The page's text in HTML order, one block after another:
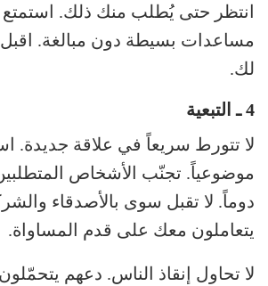
انتظر حتى يُطلب منك ذلك. استمتع
مساعدات بسيطة دون مبالغة.
لك.
4 ـ التبعية
لا تتورط سريعاً في علاقة جديدة.
موضوعياً. تجنّب الأشخاص
دوماً. لا تقبل سوى بالأصدقاء
يتعاملون معك على قدم المساواة.
لا تحاول إنقاذ الناس. دعهم